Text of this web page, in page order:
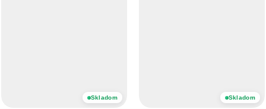
Skladom Skladom